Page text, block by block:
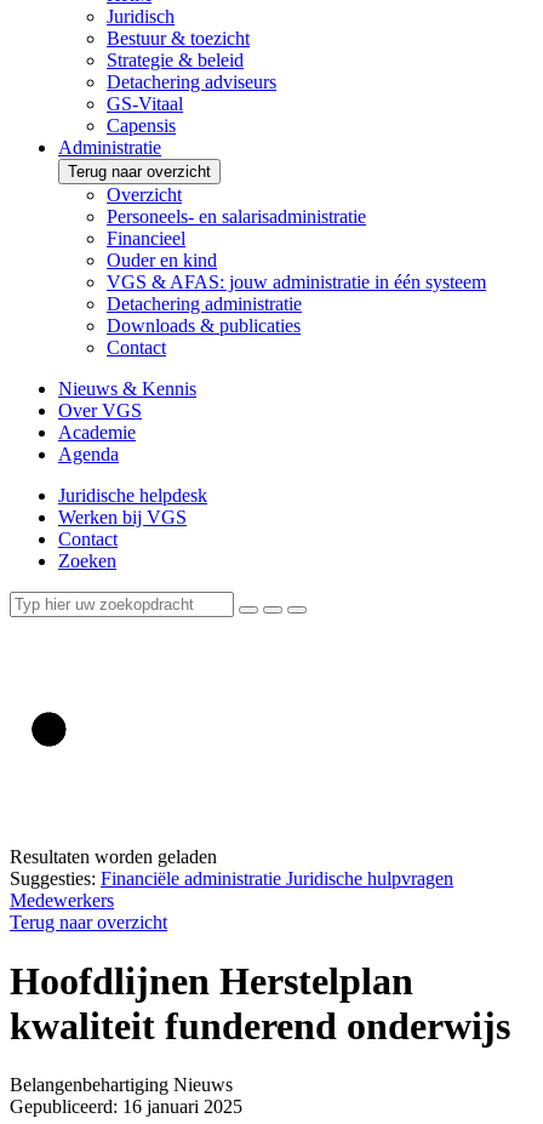
Juridisch
Bestuur & toezicht
Strategie & beleid
Detachering adviseurs
GS-Vitaal
Capensis
Administratie
Terug naar overzicht
Overzicht
Personeels- en salarisadministratie
Financieel
Ouder en kind
VGS & AFAS: jouw administratie in één systeem
Detachering administratie
Downloads & publicaties
Contact
Nieuws & Kennis
Over VGS
Academie
Agenda
Juridische helpdesk
Werken bij VGS
Contact
Zoeken
Resultaten worden geladen
Suggesties: Financiële administratie Juridische hulpvragen
Medewerkers
Terug naar overzicht
Hoofdlijnen Herstelplan
kwaliteit funderend onderwijs
Belangenbehartiging Nieuws
Gepubliceerd: 16 januari 2025